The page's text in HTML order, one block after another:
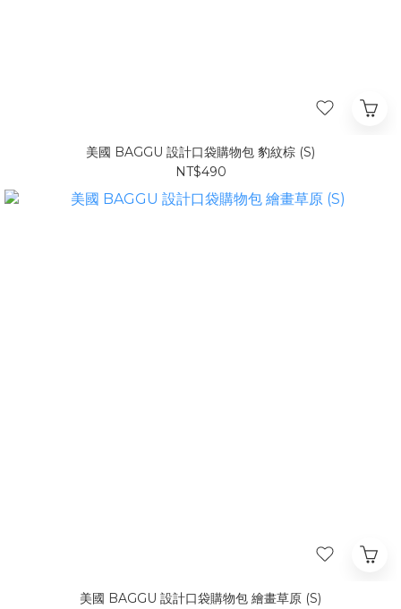
美國 BAGGU 設計口袋購物包 豹紋棕 (S)
NT$490
美國 BAGGU 設計口袋購物包 繪畫草原 (S)